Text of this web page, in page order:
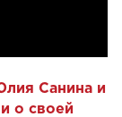
Санина и
о своей